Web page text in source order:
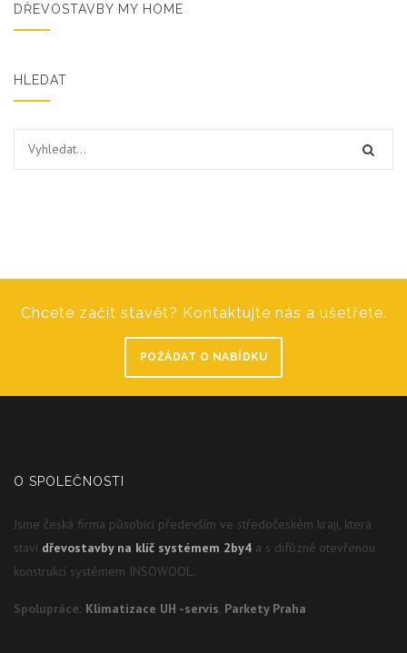
DŘEVOSTAVBY MY HOME
HLEDAT
Chcete začít stavět? Kontaktujte nás a ušetřete.
POŽÁDAT O NABÍDKU
O SPOLEČNOSTI
Jsme česká firma působící především ve středočeském kraji, která
staví dřevostavby na klíč systémem 2by4 a s difůzně otevřenou
konstrukcí systémem INSOWOOL.
Spolupráce: Klimatizace UH -servis, Parkety Praha